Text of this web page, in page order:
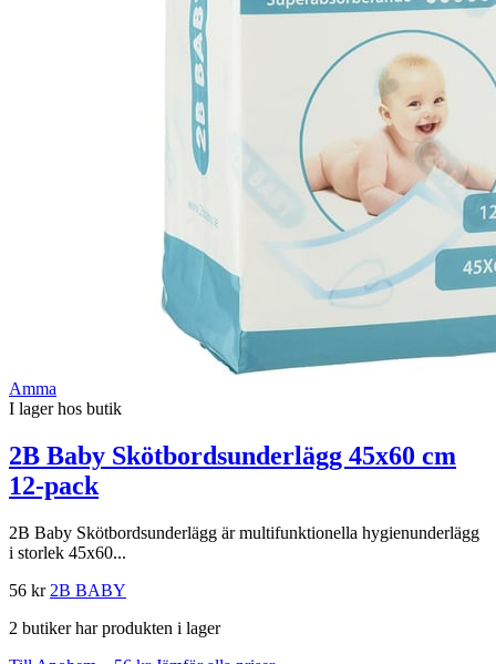
Amma
I lager hos butik
2B Baby Skötbordsunderlägg 45x60 cm
12-pack
2B Baby Skötbordsunderlägg är multifunktionella hygienunderlägg
i storlek 45x60...
56 kr 2B BABY
2 butiker har produkten i lager